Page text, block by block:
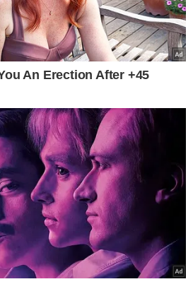
pelo portal Metrópoles,
Racial, Anielle Franco, teria sido
ela não foi a pessoa que
Federal até o momento. A
da ONG Me Too,
concretas sobre os
tornarem públicas,opresidente
próximos conversassem
ter sido vítima de assédio por
determinou que
Silvio
à Controladoria-
à Advocacia-Geral da União
ter negado as acusações, sua
foi considerada insustentável pelo